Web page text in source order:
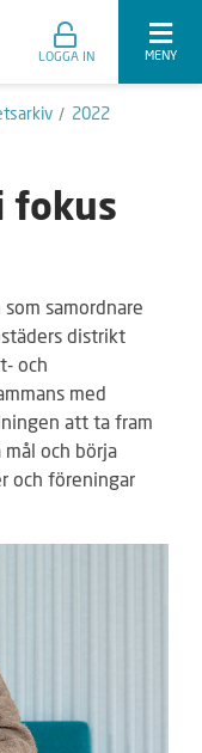
LOGGA IN MENY
2022
fokus
samordnare
distrikt
och
med
att ta fram
och börja
och föreningar